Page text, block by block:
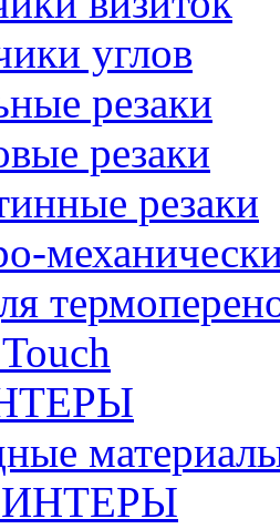
углов
резаки
резаки
резаки